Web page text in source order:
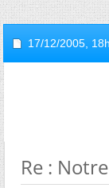
17/12/2005,
Re :